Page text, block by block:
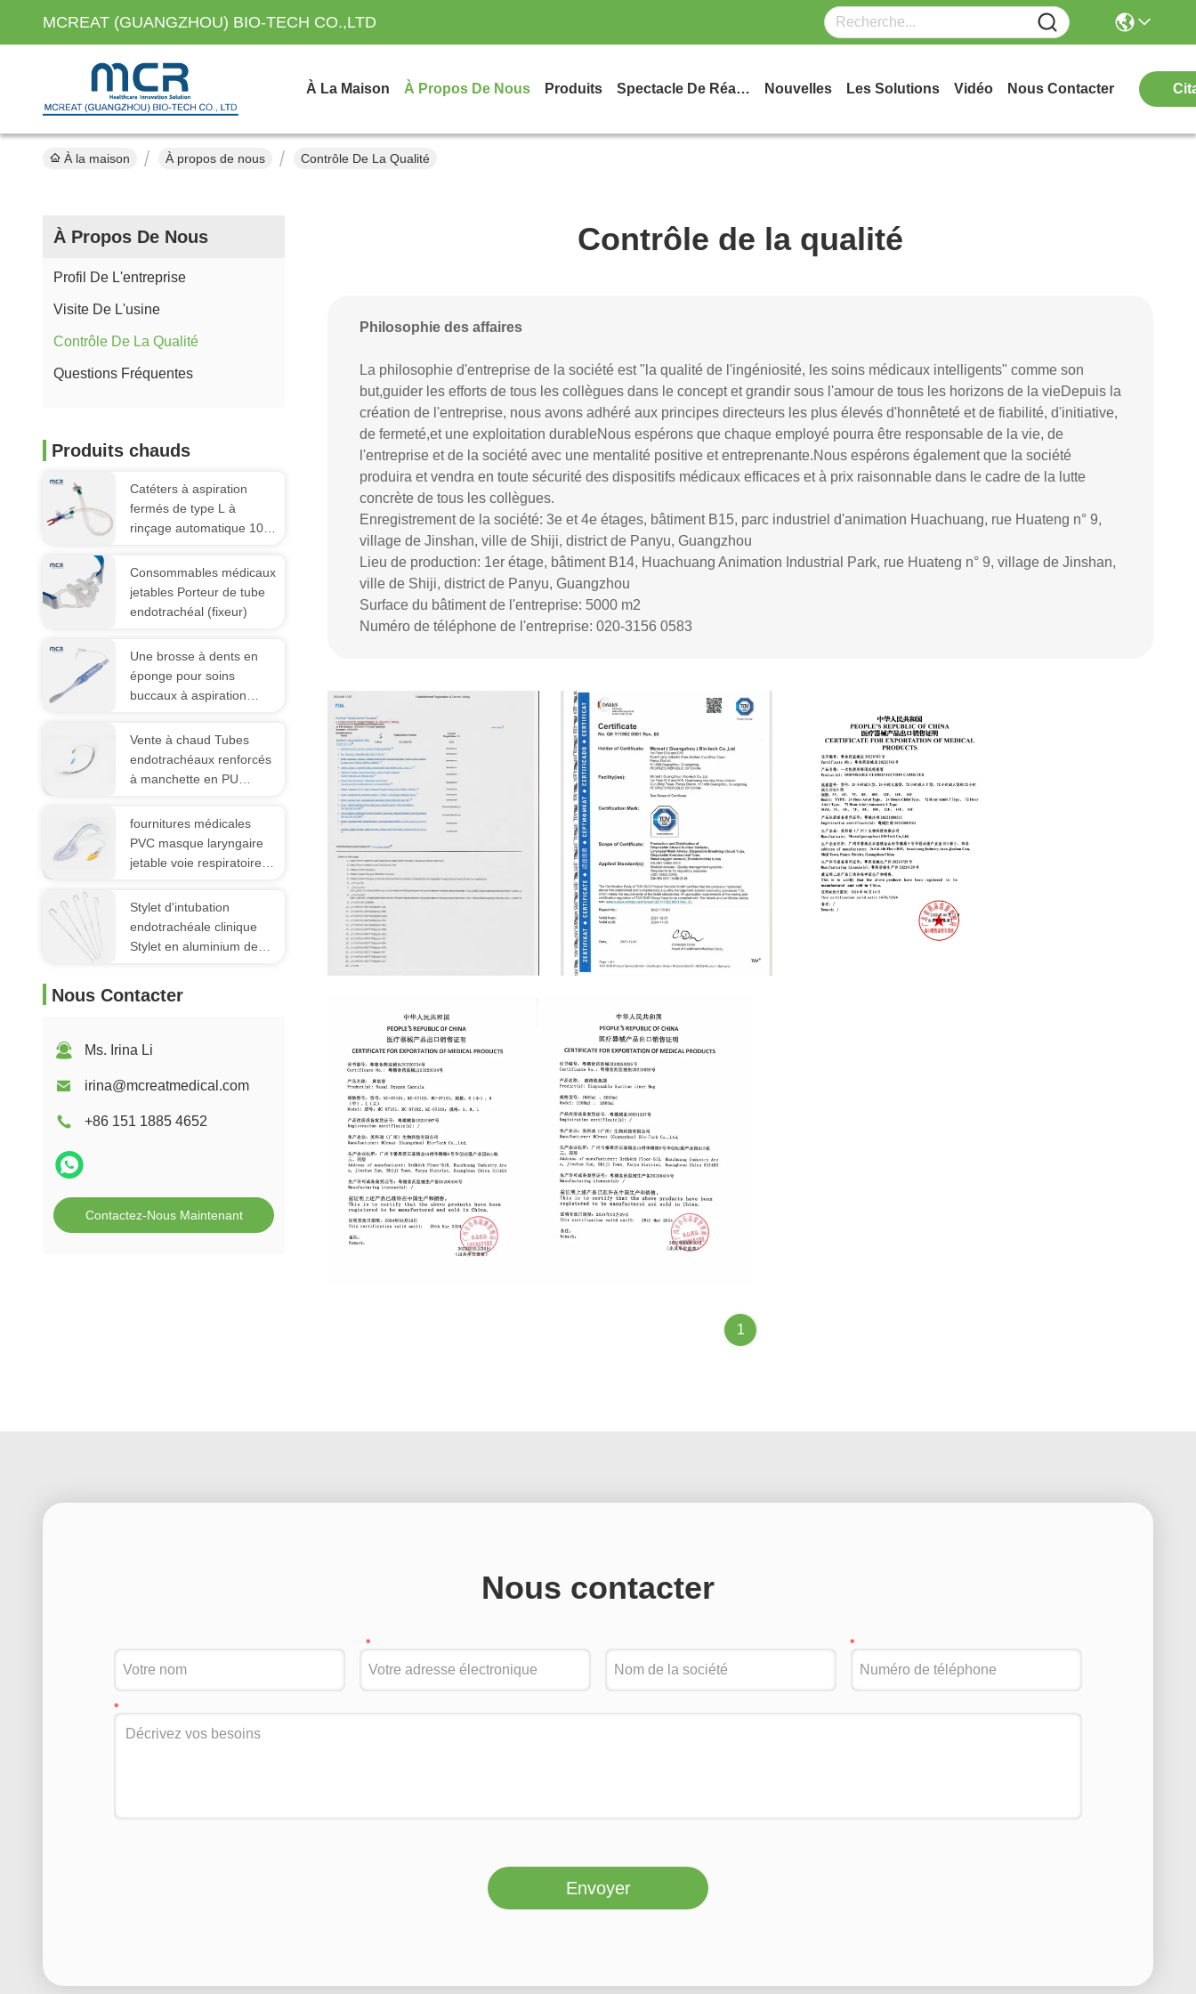
MCREAT (GUANGZHOU) BIO-TECH CO.,LTD
À La Maison À Propos De Nous Produits Spectacle De Réalité Virtuelle Nouvelles Les Solutions Vidéo Nous Contacter
À la maison À propos de nous Contrôle De La Qualité
À Propos De Nous
Profil De L'entreprise
Visite De L'usine
Contrôle De La Qualité
Questions Fréquentes
Produits chauds
Catéters à aspiration
fermés de type L à
rinçage automatique 10 à
double pour l'hôpital
Consommables médicaux
jetables Porteur de tube
endotrachéal (fixeur)
Une brosse à dents en
éponge pour soins
buccaux à aspiration
soins intensifs
Vente à chaud Tubes
endotrachéaux renforcés
à manchette en PU
fournitures médicales
PVC masque laryngaire
jetable voie respiratoire
Stylet d'intubation
endotrachéale clinique
Stylet en aluminium de
Nous Contacter
Ms. Irina Li
irina@mcreatmedical.com
+86 151 1885 4652
Contactez-Nous Maintenant
Contrôle de la qualité
Philosophie des affaires
La philosophie d'entreprise de la société est "la qualité de l'ingéniosité, les soins médicaux intelligents" comme son
but,guider les efforts de tous les collègues dans le concept et grandir sous l'amour de tous les horizons de la vieDepuis la
création de l'entreprise, nous avons adhéré aux principes directeurs les plus élevés d'honnêteté et de fiabilité, d'initiative,
de fermeté,et une exploitation durableNous espérons que chaque employé pourra être responsable de la vie, de
l'entreprise et de la société avec une mentalité positive et entreprenante.Nous espérons également que la société
produira et vendra en toute sécurité des dispositifs médicaux efficaces et à prix raisonnable dans le cadre de la lutte
concrète de tous les collègues.
Enregistrement de la société: 3e et 4e étages, bâtiment B15, parc industriel d'animation Huachuang, rue Huateng n° 9,
village de Jinshan, ville de Shiji, district de Panyu, Guangzhou
Lieu de production: 1er étage, bâtiment B14, Huachuang Animation Industrial Park, rue Huateng n° 9, village de Jinshan,
ville de Shiji, district de Panyu, Guangzhou
Surface du bâtiment de l'entreprise: 5000 m2
Numéro de téléphone de l'entreprise: 020-3156 0583
1
Nous contacter
Envoyer